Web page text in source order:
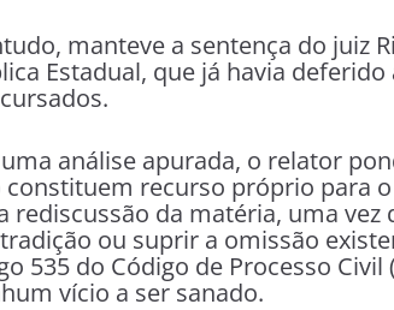
manteve a sentença do juiz
Estadual, que já havia
análise apurada, o relator
constituem recurso próprio para
rediscussão da matéria, uma
ou suprir a omissão
535 do Código de Processo Civil
vício a ser sanado.